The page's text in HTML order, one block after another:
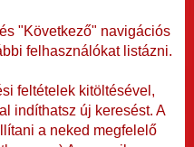
"Következő" navigációs
felhasználókat listázni.
feltételek kitöltésével,
indíthatsz új keresést. A
a neked megfelelő